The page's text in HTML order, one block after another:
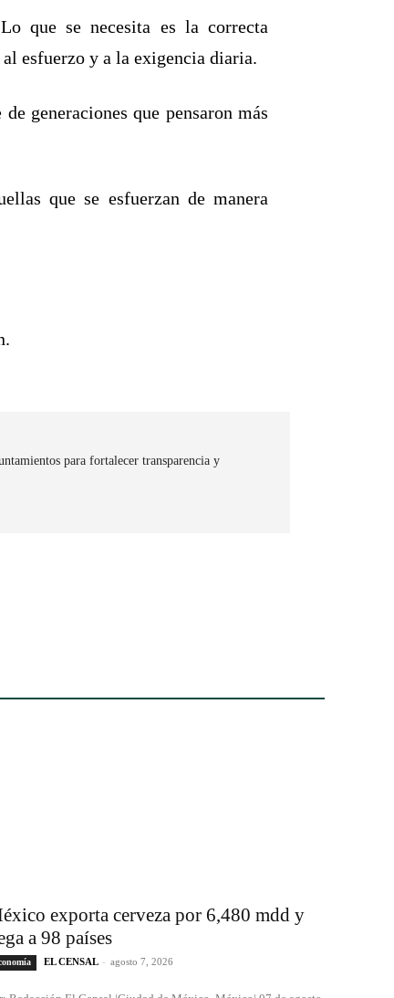
que se necesita es la correcta
esfuerzo y a la exigencia diaria.
generaciones que pensaron más
que se esfuerzan de manera
para fortalecer transparencia y
exporta cerveza por 6,480 mdd y
a 98 países
EL CENSAL - agosto 7, 2026